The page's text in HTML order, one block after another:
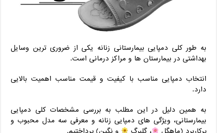
به طور کلی دمپایی بیمارستانی زنانه یکی از ضروری ترین وسایل
بهداشتی در بیمارستان ها و مراکز درمانی است.
انتخاب دمپایی مناسب با کیفیت و قیمت مناسب اهمیت بالایی
دارد.
به همین دلیل در این مطلب به بررسی مشخصات کلی دمپایی
بیمارستانی، ویژگی های دمپایی زنانه و معرفی سه مدل محبوب و